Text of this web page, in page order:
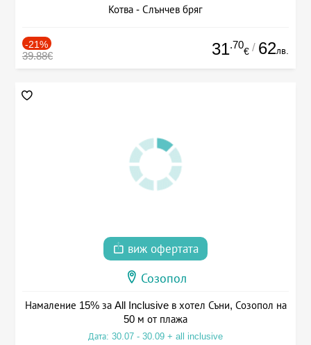
Котва - Слънчев бряг
-21%
39.88€ 31.70
€ / 62лв.
виж офертата
Созопол
Намаление 15% за All Inclusive в хотел Съни, Созопол на
50 м от плажа
Дата: 30.07 - 30.09 + all inclusive